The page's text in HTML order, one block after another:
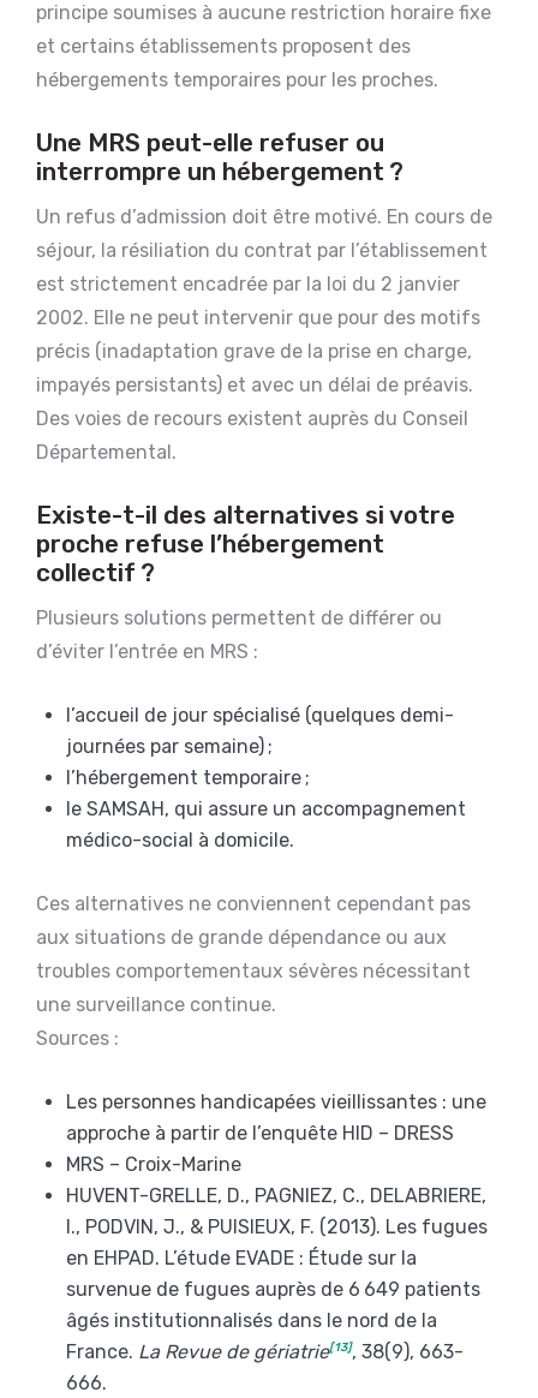
principe soumises à aucune restriction horaire fixe
et certains établissements proposent des
hébergements temporaires pour les proches.
Une MRS peut-elle refuser ou
interrompre un hébergement ?
Un refus d’admission doit être motivé. En cours de
séjour, la résiliation du contrat par l’établissement
est strictement encadrée par la loi du 2 janvier
2002. Elle ne peut intervenir que pour des motifs
précis (inadaptation grave de la prise en charge,
impayés persistants) et avec un délai de préavis.
Des voies de recours existent auprès du Conseil
Départemental.
Existe-t-il des alternatives si votre
proche refuse l’hébergement
collectif ?
Plusieurs solutions permettent de différer ou
d’éviter l’entrée en MRS :
l’accueil de jour spécialisé (quelques demi-
journées par semaine) ;
l’hébergement temporaire ;
le SAMSAH, qui assure un accompagnement
médico-social à domicile.
Ces alternatives ne conviennent cependant pas
aux situations de grande dépendance ou aux
troubles comportementaux sévères nécessitant
une surveillance continue.
Sources :
Les personnes handicapées vieillissantes : une
approche à partir de l’enquête HID – DRESS
MRS – Croix-Marine
HUVENT-GRELLE, D., PAGNIEZ, C., DELABRIERE,
I., PODVIN, J., & PUISIEUX, F. (2013). Les fugues
en EHPAD. L’étude EVADE : Étude sur la
survenue de fugues auprès de 6 649 patients
âgés institutionnalisés dans le nord de la
France. La Revue de gériatrie[13], 38(9), 663-
666.